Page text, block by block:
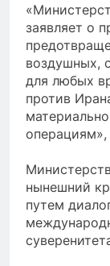
заявляет о
воздушных,
для любых
против
нынешний
путем